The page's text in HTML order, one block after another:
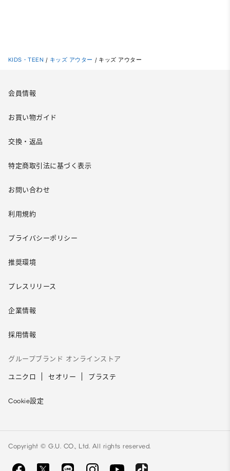
KIDS・TEEN / キッズ アウター / キッズ アウター
会員情報
お買い物ガイド
交換・返品
特定商取引法に基づく表示
お問い合わせ
利用規約
プライバシーポリシー
推奨環境
プレスリリース
企業情報
採用情報
グループブランド オンラインストア
ユニクロ セオリー プラステ
Cookie設定
Copyright © G.U. CO., Ltd. All rights reserved.